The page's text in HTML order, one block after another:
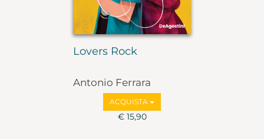
Lovers Rock
Antonio Ferrara
ACQUISTA
€ 15,90